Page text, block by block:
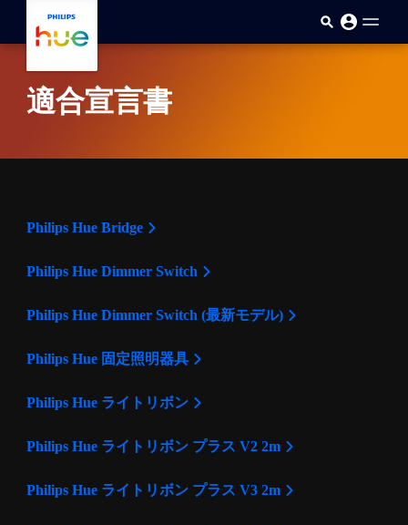
適合宣言書
Philips Hue Bridge
Philips Hue Dimmer Switch
Philips Hue Dimmer Switch (最新モデル)
Philips Hue 固定照明器具
Philips Hue ライトリボン
Philips Hue ライトリボン プラス V2 2m
Philips Hue ライトリボン プラス V3 2m